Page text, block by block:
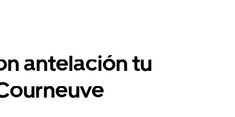
antelación tu